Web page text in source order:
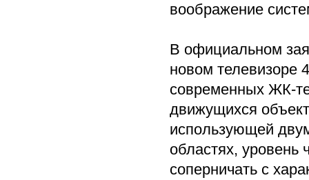
воображение
В официальном
новом телевизоре
современных ЖК-
движущихся
использующей
областях, уровень
соперничать с